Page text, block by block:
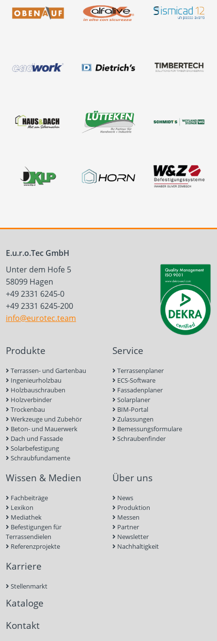
E.u.r.o.Tec GmbH
Unter dem Hofe 5
58099 Hagen
+49 2331 6245-0
+49 2331 6245-200
info@eurotec.team
Produkte
Terrassen- und Gartenbau
Ingenieurholzbau
Holzbauschrauben
Holzverbinder
Trockenbau
Werkzeuge und Zubehör
Beton- und Mauerwerk
Dach und Fassade
Solarbefestigung
Schraubfundamente
Service
Terrassenplaner
ECS-Software
Fassadenplaner
Solarplaner
BIM-Portal
Zulassungen
Bemessungsformulare
Schraubenfinder
Wissen & Medien
Fachbeiträge
Lexikon
Mediathek
Befestigungen für
Terrassendielen
Referenzprojekte
Über uns
News
Produktion
Messen
Partner
Newsletter
Nachhaltigkeit
Karriere
Stellenmarkt
Kataloge
Kontakt